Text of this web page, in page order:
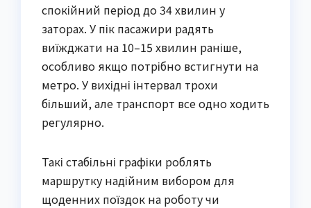
спокійний період до 34 хвилин у
заторах. У пік пасажири радять
виїжджати на 10–15 хвилин раніше,
особливо якщо потрібно встигнути на
метро. У вихідні інтервал трохи
більший, але транспорт все одно ходить
регулярно.
Такі стабільні графіки роблять
маршрутку надійним вибором для
щоденних поїздок на роботу чи